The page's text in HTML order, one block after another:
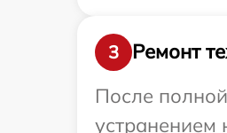
3
Ремонт
После
устранением